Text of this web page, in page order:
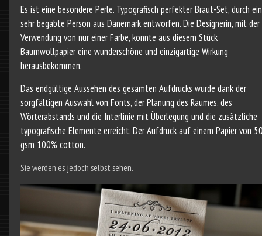
Es ist eine besondere Perle. Typografisch perfekter Braut-Set, durch
sehr begabte Person aus Dänemark entworfen. Die Designerin, mit der
Verwendung von nur einer Farbe, konnte aus diesem Stück
Baumwollpapier eine wunderschöne und einzigartige Wirkung
herausbekommen.
Das endgültige Aussehen des gesamten Aufdrucks wurde dank der
sorgfältigen Auswahl von Fonts, der Planung des Raumes, des
Wörterabstands und die Interlinie mit Überlegung und die zusätzliche
typografische Elemente erreicht. Der Aufdruck auf einem Papier von
gsm 100% cotton.
Sie werden es jedoch selbst sehen.